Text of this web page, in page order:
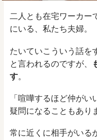
二人とも在宅ワーカー
にいる、私たち夫婦。
たいていこういう話を
と言われるのですが、
す。
「喧嘩するほど仲が
疑問になることもあり
常に近くに相手がいる